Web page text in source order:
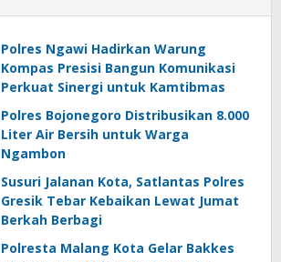
Polres Ngawi Hadirkan Warung
Kompas Presisi Bangun Komunikasi
Perkuat Sinergi untuk Kamtibmas
Polres Bojonegoro Distribusikan 8.000
Liter Air Bersih untuk Warga
Ngambon
Susuri Jalanan Kota, Satlantas Polres
Gresik Tebar Kebaikan Lewat Jumat
Berkah Berbagi
Polresta Malang Kota Gelar Bakkes